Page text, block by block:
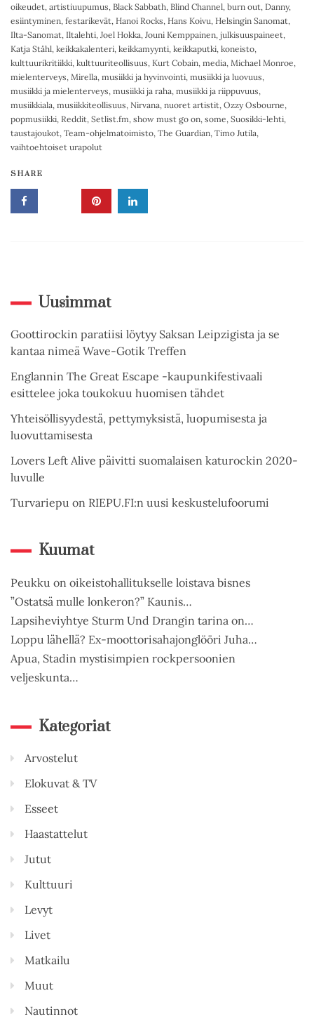
oikeudet, artistiuupumus, Black Sabbath, Blind Channel, burn out, Danny,
esiintyminen, festarikevät, Hanoi Rocks, Hans Koivu, Helsingin Sanomat,
Ilta-Sanomat, Iltalehti, Joel Hokka, Jouni Kemppainen, julkisuuspaineet,
Katja Ståhl, keikkakalenteri, keikkamyynti, keikkaputki, koneisto,
kulttuurikritiikki, kulttuuriteollisuus, Kurt Cobain, media, Michael Monroe,
mielenterveys, Mirella, musiikki ja hyvinvointi, musiikki ja luovuus,
musiikki ja mielenterveys, musiikki ja raha, musiikki ja riippuvuus,
musiikkiala, musiikkiteollisuus, Nirvana, nuoret artistit, Ozzy Osbourne,
popmusiikki, Reddit, Setlist.fm, show must go on, some, Suosikki-lehti,
taustajoukot, Team-ohjelmatoimisto, The Guardian, Timo Jutila,
vaihtoehtoiset urapolut
SHARE
Uusimmat
Goottirockin paratiisi löytyy Saksan Leipzigista ja se
kantaa nimeä Wave-Gotik Treffen
Englannin The Great Escape -kaupunkifestivaali
esittelee joka toukokuu huomisen tähdet
Yhteisöllisyydestä, pettymyksistä, luopumisesta ja
luovuttamisesta
Lovers Left Alive päivitti suomalaisen katurockin 2020-
luvulle
Turvariepu on RIEPU.FI:n uusi keskustelufoorumi
Kuumat
Peukku on oikeistohallitukselle loistava bisnes
”Ostatsä mulle lonkeron?” Kaunis…
Lapsiheviyhtye Sturm Und Drangin tarina on…
Loppu lähellä? Ex-moottorisahajonglööri Juha…
Apua, Stadin mystisimpien rockpersoonien
veljeskunta…
Kategoriat
Arvostelut
Elokuvat & TV
Esseet
Haastattelut
Jutut
Kulttuuri
Levyt
Livet
Matkailu
Muut
Nautinnot